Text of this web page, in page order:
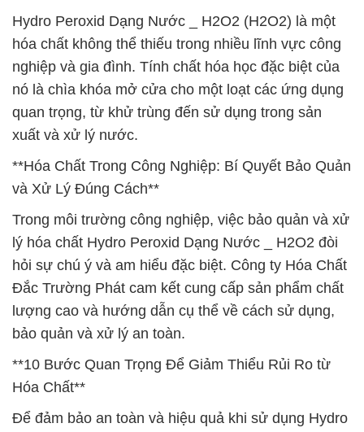
Hydro Peroxid Dạng Nước _ H2O2 (H2O2) là một
hóa chất không thể thiếu trong nhiều lĩnh vực công
nghiệp và gia đình. Tính chất hóa học đặc biệt của
nó là chìa khóa mở cửa cho một loạt các ứng dụng
quan trọng, từ khử trùng đến sử dụng trong sản
xuất và xử lý nước.
**Hóa Chất Trong Công Nghiệp: Bí Quyết Bảo Quản
và Xử Lý Đúng Cách**
Trong môi trường công nghiệp, việc bảo quản và xử
lý hóa chất Hydro Peroxid Dạng Nước _ H2O2 đòi
hỏi sự chú ý và am hiểu đặc biệt. Công ty Hóa Chất
Đắc Trường Phát cam kết cung cấp sản phẩm chất
lượng cao và hướng dẫn cụ thể về cách sử dụng,
bảo quản và xử lý an toàn.
**10 Bước Quan Trọng Để Giảm Thiểu Rủi Ro từ
Hóa Chất**
Để đảm bảo an toàn và hiệu quả khi sử dụng Hydro